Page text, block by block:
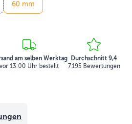
60 mm
am selben Werktag
vor 13:00 Uhr bestellt
Durchschnitt 9,4
7.195 Bewertungen